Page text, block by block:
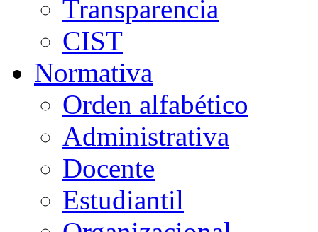
Transparencia
CIST
Normativa
Orden alfabético
Administrativa
Docente
Estudiantil